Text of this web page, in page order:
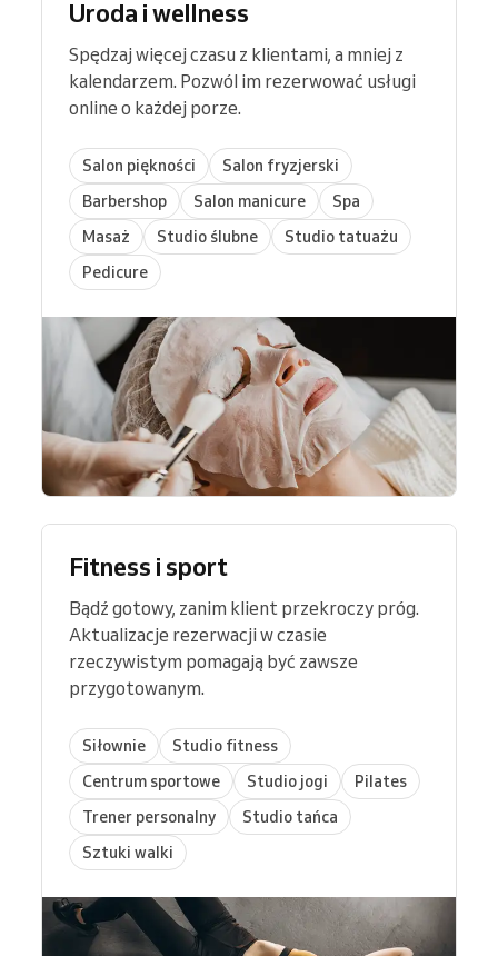
Uroda i wellness
Spędzaj więcej czasu z klientami, a mniej z
kalendarzem. Pozwól im rezerwować usługi
online o każdej porze.
Salon piękności
Salon fryzjerski
Barbershop
Salon manicure
Spa
Masaż
Studio ślubne
Studio tatuażu
Pedicure
Fitness i sport
Bądź gotowy, zanim klient przekroczy próg.
Aktualizacje rezerwacji w czasie
rzeczywistym pomagają być zawsze
przygotowanym.
Siłownie
Studio fitness
Centrum sportowe
Studio jogi
Pilates
Trener personalny
Studio tańca
Sztuki walki